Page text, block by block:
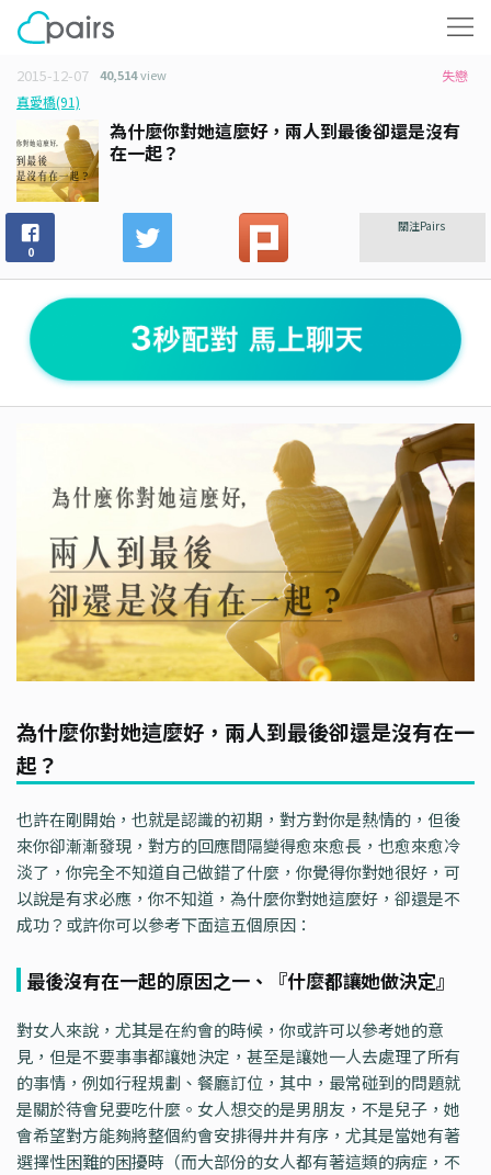
2015-12-07 40,514view
失戀
真愛橋(91)
為什麼你對她這麼好，兩人到最後卻還是沒有
在一起？
0
關注Pairs
為什麼你對她這麼好，兩人到最後卻還是沒有在一
起？
也許在剛開始，也就是認識的初期，對方對你是熱情的，但後
來你卻漸漸發現，對方的回應間隔變得愈來愈長，也愈來愈冷
淡了，你完全不知道自己做錯了什麼，你覺得你對她很好，可
以說是有求必應，你不知道，為什麼你對她這麼好，卻還是不
成功？或許你可以參考下面這五個原因：
最後沒有在一起的原因之一、『什麼都讓她做決定』
對女人來說，尤其是在約會的時候，你或許可以參考她的意
見，但是不要事事都讓她決定，甚至是讓她一人去處理了所有
的事情，例如行程規劃、餐廳訂位，其中，最常碰到的問題就
是關於待會兒要吃什麼。女人想交的是男朋友，不是兒子，她
會希望對方能夠將整個約會安排得井井有序，尤其是當她有著
選擇性困難的困擾時（而大部份的女人都有著這類的病症，不